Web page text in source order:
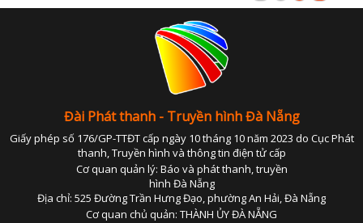
THUẾ VÀ CUỘC
VĂN HÓA & ĐỜI
VIẾT TIẾP ƯỚC MƠ - VÒNG TAY NHÂN
XÂY DỰNG NÔNG THÔN
XUẤT KHẨU LAO
LUẬT SƯ CỦA
SỨC KHỎE CỦA
THÀNH PHỐ 4
PHÁT THANH GIẢM NGHÈO BỀN
TỌA ĐÀM XUẤT KHẨU LAO
KINH TẾ - ĐỜI
Đài Phát thanh - Truyền hình Đà Nẵng
Giấy phép số 176/GP-TTĐT cấp ngày 10 tháng 10 năm 2023 do Cục Phát
thanh, Truyền hình và thông tin điện tử cấp
Cơ quan quản lý: Báo và phát thanh, truyền
hình Đà Nẵng
Địa chỉ: 525 Đường Trần Hưng Đạo, phường An Hải, Đà Nẵng
Cơ quan chủ quản: THÀNH ỦY ĐÀ NẴNG